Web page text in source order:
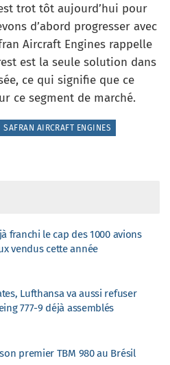
trot tôt aujourd’hui pour
d’abord progresser avec
Aircraft Engines rappelle
est la seule solution dans
ce qui signifie que ce
ce segment de marché.
SAFRAN AIRCRAFT ENGINES
franchi le cap des 1000 avions
vendus cette année
Lufthansa va aussi refuser
777-9 déjà assemblés
premier TBM 980 au Brésil